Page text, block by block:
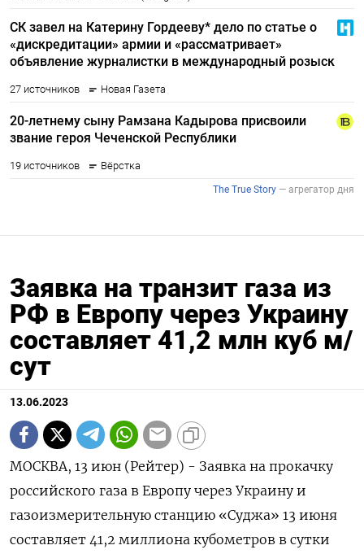
Заявка на транзит газа из
РФ в Европу через Украину
составляет 41,2 млн куб м/
сут
13.06.2023
МОСКВА, 13 июн (Рейтер) - Заявка на прокачку
российского газа в Европу через Украину и
газоизмерительную станцию «Суджа» 13 июня
составляет 41,2 миллиона кубометров в сутки